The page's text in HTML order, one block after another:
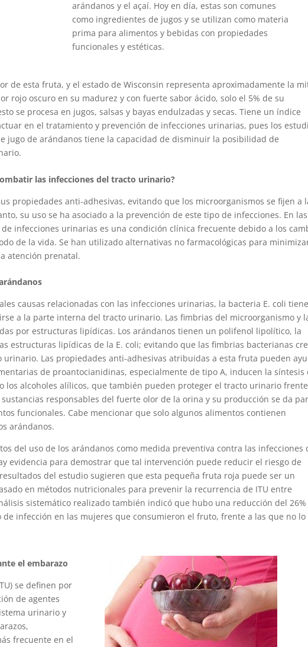
arándanos y el açaí. Hoy en día, estas son comunes
como ingredientes de jugos y se utilizan como materia
prima para alimentos y bebidas con propiedades
funcionales y estéticas.
de esta fruta, y el estado de Wisconsin representa aproximadamente la
rojo oscuro en su madurez y con fuerte sabor ácido, solo el 5% de su
se procesa en jugos, salsas y bayas endulzadas y secas. Tiene un índice
en el tratamiento y prevención de infecciones urinarias, pues los
jugo de arándanos tiene la capacidad de disminuir la posibilidad de
las infecciones del tracto urinario?
propiedades anti-adhesivas, evitando que los microorganismos se fijen a
su uso se ha asociado a la prevención de este tipo de infecciones. En las
infecciones urinarias es una condición clínica frecuente debido a los
de la vida. Se han utilizado alternativas no farmacológicas para
atención prenatal.
causas relacionadas con las infecciones urinarias, la bacteria E. coli
a la parte interna del tracto urinario. Las fimbrias del microorganismo y
por estructuras lipídicas. Los arándanos tienen un polifenol lipolítico, la
estructuras lipídicas de la E. coli; evitando que las fimbrias bacterianas
urinario. Las propiedades anti-adhesivas atribuidas a esta fruta pueden
de proantocianidinas, especialmente de tipo A, inducen la síntesis
los alcoholes alílicos, que también pueden proteger el tracto urinario
responsables del fuerte olor de la orina y su producción se da
funcionales. Cabe mencionar que solo algunos alimentos contienen
arándanos.
del uso de los arándanos como medida preventiva contra las infecciones
evidencia para demostrar que tal intervención puede reducir el riesgo de
del estudio sugieren que esta pequeña fruta roja puede ser un
en métodos nutricionales para prevenir la recurrencia de ITU entre
sistemático realizado también indicó que hubo una reducción del
infección en las mujeres que consumieron el fruto, frente a las que no lo
el embarazo
se definen por
de agentes
urinario y
frecuente en el